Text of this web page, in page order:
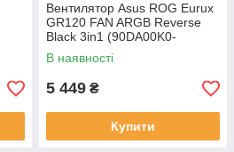
Вентилятор Asus ROG Eurux
GR120 FAN ARGB Reverse
Black 3in1 (90DA00K0-
B09020)
В наявності
5 449 ₴
Купити